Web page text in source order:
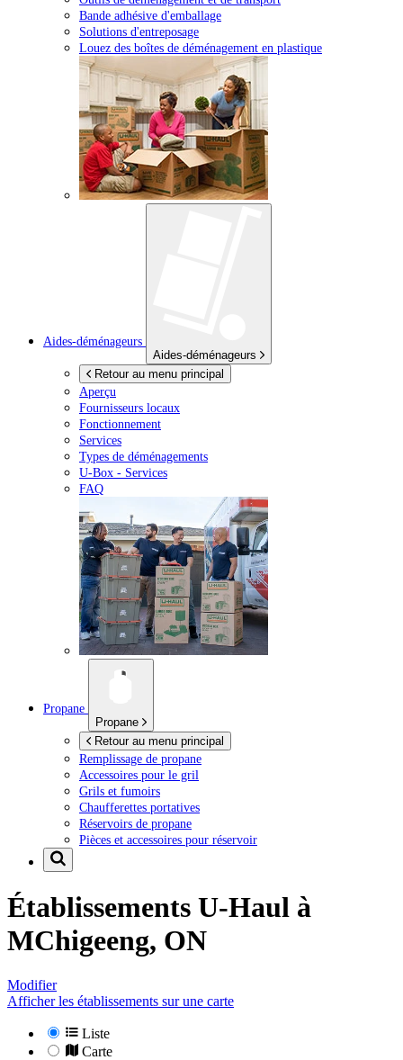
Bande adhésive d'emballage
Solutions d'entreposage
Louez des boîtes de déménagement en plastique
Aides-déménageurs
Aides-déménageurs
Retour au menu principal
Aperçu
Fournisseurs locaux
Fonctionnement
Services
Types de déménagements
U-Box - Services
FAQ
Propane
Propane
Retour au menu principal
Remplissage de propane
Accessoires pour le gril
Grils et fumoirs
Chaufferettes portatives
Réservoirs de propane
Pièces et accessoires pour réservoir
Établissements U-Haul à
MChigeeng, ON
Modifier
Afficher les établissements sur une carte
Liste
Carte